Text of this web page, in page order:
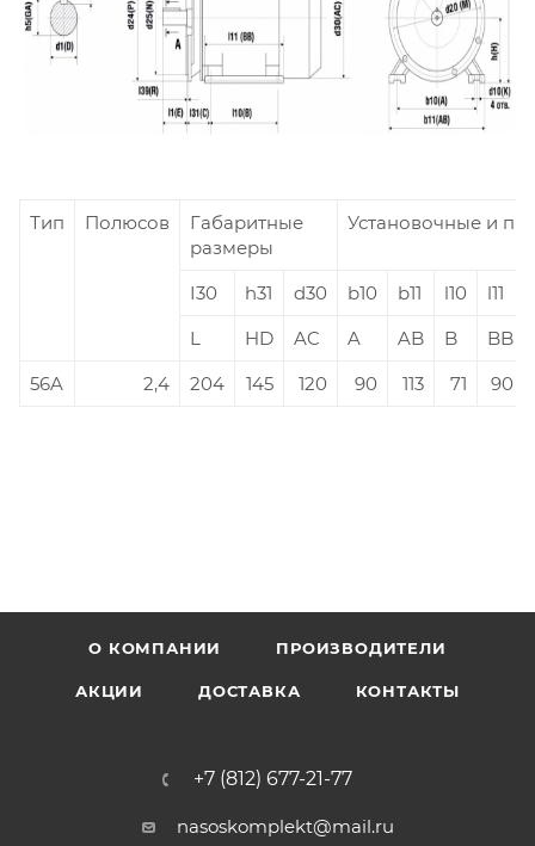
Тип Полюсов
Габаритные
размеры
Установочные и
I30 h31 d30 b10 b11 l10 l11
L
HD AC A AB B BB
56A
2,4 204 145 120 90 113 71 90
О КОМПАНИИ ПРОИЗВОДИТЕЛИ
АКЦИИ ДОСТАВКА КОНТАКТЫ
+7 (812) 677-21-77
nasoskomplekt@mail.ru